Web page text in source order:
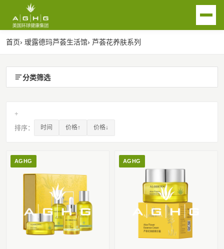
首页
芦荟产业链
AGHG品牌
传统渠道瑷露德玛品牌
瑷菲诗洗护品牌
荟之纯大健康产品
芦荟生活馆
芦荟生活馆产品
芦荟生活馆简介及合作
联系我们
用瑷沟通
新闻动态
首页› 瑷露德玛芦荟生活馆› 芦荟花养肤系列
分类筛选
+
排序：
时间 价格↑ 价格↓
AGHG AGHG